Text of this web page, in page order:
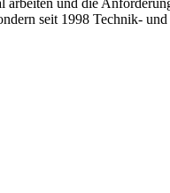
seit 1998 Technik-